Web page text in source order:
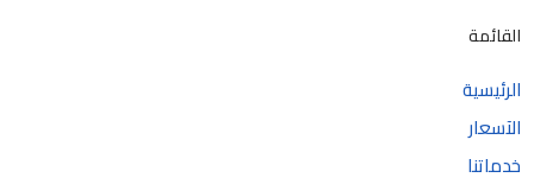
القائمة
الرئيسية
الآسعار
خدماتنا